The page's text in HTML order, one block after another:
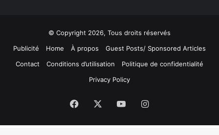
© Copyright 2026, Tous droits réservés
Publicité
Home À propos
Guest Posts/ Sponsored Articles
Contact
Conditions d’utilisation
Politique de confidentialité
Privacy Policy
Facebook YouTubeInstagram